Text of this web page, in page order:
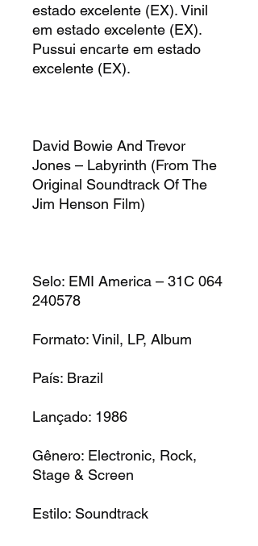
estado excelente (EX). Vinil
em estado excelente (EX).
Pussui encarte em estado
excelente (EX).
David Bowie And Trevor
Jones – Labyrinth (From The
Original Soundtrack Of The
Jim Henson Film)
Selo: EMI America – 31C 064
240578
Formato: Vinil, LP, Album
País: Brazil
Lançado: 1986
Gênero: Electronic, Rock,
Stage & Screen
Estilo: Soundtrack